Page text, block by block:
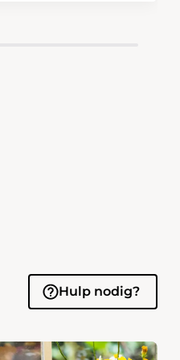
Hulp nodig?